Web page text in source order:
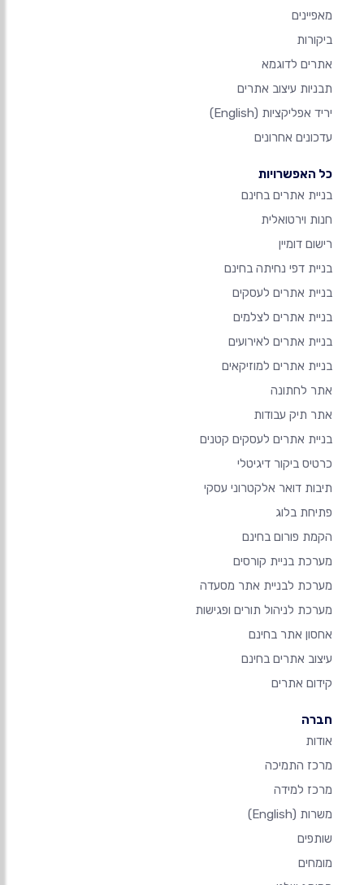
מאפיינים
ביקורות
אתרים לדוגמא
תבניות עיצוב אתרים
יריד אפליקציות (English)
עדכונים אחרונים
כל האפשרויות
בניית אתרים בחינם
חנות וירטואלית
רישום דומיין
בניית דפי נחיתה בחינם
בניית אתרים לעסקים
בניית אתרים לצלמים
בניית אתרים לאירועים
בניית אתרים למוזיקאים
אתר לחתונה
אתר תיק עבודות
בניית אתרים לעסקים קטנים
כרטיס ביקור דיגיטלי
תיבות דואר אלקטרוני עסקי
פתיחת בלוג
הקמת פורום בחינם
מערכת בניית קורסים
מערכת לבניית אתר מסעדה
מערכת לניהול תורים ופגישות
אחסון אתר בחינם
עיצוב אתרים בחינם
קידום אתרים
חברה
אודות
מרכז התמיכה
מרכז למידה
משרות (English)
שותפים
מומחים